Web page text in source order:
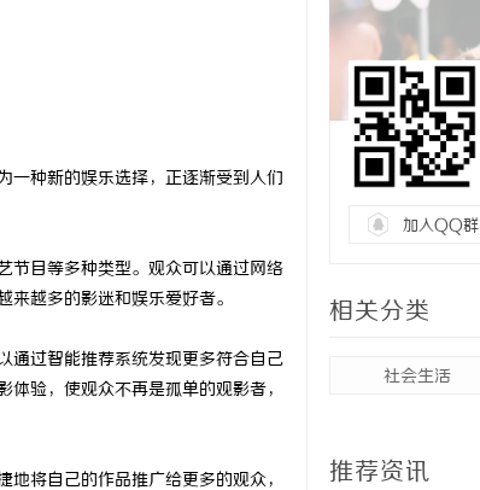
一种新的娱乐选择，正逐渐受到人们
节目等多种类型。观众可以通过网络
越多的影迷和娱乐爱好者。
通过智能推荐系统发现更多符合自己
验，使观众不再是孤单的观影者，
将自己的作品推广给更多的观众，
加入QQ群
相关分类
社会生活
推荐资讯